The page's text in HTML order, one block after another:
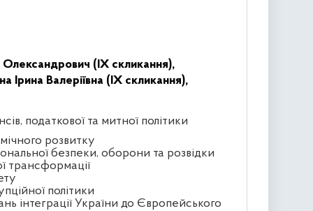
(IX скликання),
Ірина Валеріївна (IX скликання),
податкової та митної політики
розвитку
безпеки, оборони та розвідки
трансформації
політики
інтеграції України до Європейського